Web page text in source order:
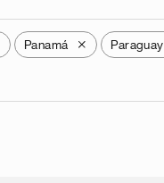
Panamá X Paraguay